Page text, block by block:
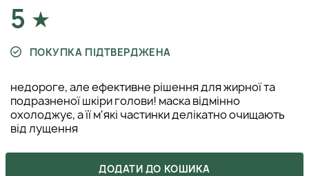
5
ПОКУПКА ПІДТВЕРДЖЕНА
недороге, але ефективне рішення для жирної та
подразненої шкіри голови! маска відмінно
охолоджує, а її м'які частинки делікатно очищають
від лущення
КАТЕРИНА
ДОДАТИ ДО КОШИКА